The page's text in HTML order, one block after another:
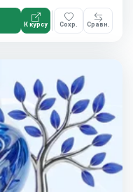
К курсу Сохр. Сравн.